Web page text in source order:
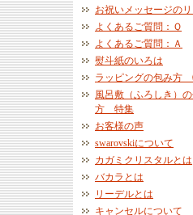
お祝いメッセージのリ
よくあるご質問：Ｑ
よくあるご質問：Ａ
熨斗紙のいろは
ラッピングの包み方
風呂敷（ふろしき）
方 特集
お客様の声
swarovskiについて
カガミクリスタルとは
バカラとは
リーデルとは
キャンセルについて